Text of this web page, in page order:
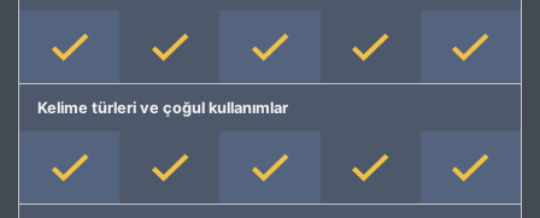
Kelime türleri ve çoğul kullanımlar